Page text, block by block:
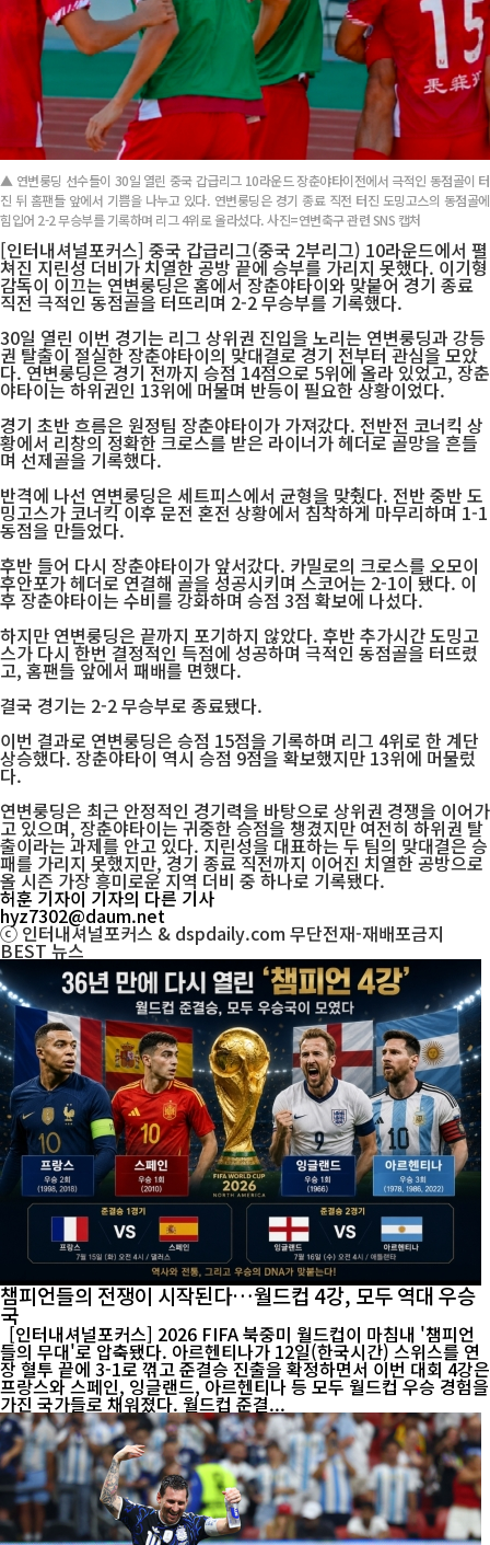
▲ 연변룽딩 선수들이 30일 열린 중국 갑급리그 10라운드 장춘야타이전에서 극적인 동점골이 터
진 뒤 홈팬들 앞에서 기쁨을 나누고 있다. 연변룽딩은 경기 종료 직전 터진 도밍고스의 동점골에
힘입어 2-2 무승부를 기록하며 리그 4위로 올라섰다. 사진=연변축구 관련 SNS 캡처
[인터내셔널포커스] 중국 갑급리그(중국 2부리그) 10라운드에서 펼
쳐진 지린성 더비가 치열한 공방 끝에 승부를 가리지 못했다. 이기형
감독이 이끄는 연변룽딩은 홈에서 장춘야타이와 맞붙어 경기 종료
직전 극적인 동점골을 터뜨리며 2-2 무승부를 기록했다.
30일 열린 이번 경기는 리그 상위권 진입을 노리는 연변룽딩과 강등
권 탈출이 절실한 장춘야타이의 맞대결로 경기 전부터 관심을 모았
다. 연변룽딩은 경기 전까지 승점 14점으로 5위에 올라 있었고, 장춘
야타이는 하위권인 13위에 머물며 반등이 필요한 상황이었다.
경기 초반 흐름은 원정팀 장춘야타이가 가져갔다. 전반전 코너킥 상
황에서 리창의 정확한 크로스를 받은 라이너가 헤더로 골망을 흔들
며 선제골을 기록했다.
반격에 나선 연변룽딩은 세트피스에서 균형을 맞췄다. 전반 중반 도
밍고스가 코너킥 이후 문전 혼전 상황에서 침착하게 마무리하며 1-1
동점을 만들었다.
후반 들어 다시 장춘야타이가 앞서갔다. 카밀로의 크로스를 오모이
후안포가 헤더로 연결해 골을 성공시키며 스코어는 2-1이 됐다. 이
후 장춘야타이는 수비를 강화하며 승점 3점 확보에 나섰다.
하지만 연변룽딩은 끝까지 포기하지 않았다. 후반 추가시간 도밍고
스가 다시 한번 결정적인 득점에 성공하며 극적인 동점골을 터뜨렸
고, 홈팬들 앞에서 패배를 면했다.
결국 경기는 2-2 무승부로 종료됐다.
이번 결과로 연변룽딩은 승점 15점을 기록하며 리그 4위로 한 계단
상승했다. 장춘야타이 역시 승점 9점을 확보했지만 13위에 머물렀
다.
연변룽딩은 최근 안정적인 경기력을 바탕으로 상위권 경쟁을 이어가
고 있으며, 장춘야타이는 귀중한 승점을 챙겼지만 여전히 하위권 탈
출이라는 과제를 안고 있다. 지린성을 대표하는 두 팀의 맞대결은 승
패를 가리지 못했지만, 경기 종료 직전까지 이어진 치열한 공방으로
올 시즌 가장 흥미로운 지역 더비 중 하나로 기록됐다.
허훈 기자이 기자의 다른 기사
hyz7302@daum.net
ⓒ 인터내셔널포커스 & dspdaily.com 무단전재-재배포금지
BEST뉴스
챔피언들의 전쟁이 시작된다…월드컵 4강, 모두 역대 우승
국
[인터내셔널포커스] 2026 FIFA 북중미 월드컵이 마침내 '챔피언
들의 무대'로 압축됐다. 아르헨티나가 12일(한국시간) 스위스를 연
장 혈투 끝에 3-1로 꺾고 준결승 진출을 확정하면서 이번 대회 4강은
프랑스와 스페인, 잉글랜드, 아르헨티나 등 모두 월드컵 우승 경험을
가진 국가들로 채워졌다. 월드컵 준결...